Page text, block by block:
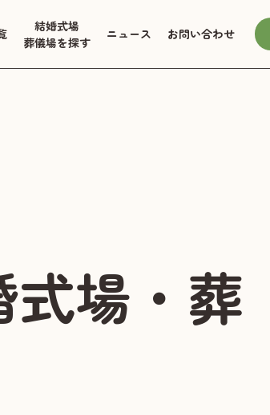
結婚式場
葬儀場を探す
ニュース お問い合わせ
場・葬